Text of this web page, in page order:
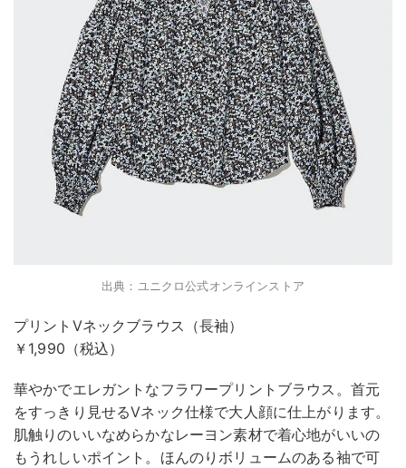
出典：ユニクロ公式オンラインストア
プリントVネックブラウス（長袖）
￥1,990（税込）
華やかでエレガントなフラワープリントブラウス。首元
をすっきり見せるVネック仕様で大人顔に仕上がります。
肌触りのいいなめらかなレーヨン素材で着心地がいいの
もうれしいポイント。ほんのりボリュームのある袖で可